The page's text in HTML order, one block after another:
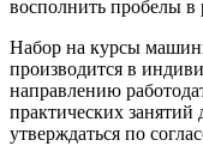
восполнить пробелы в
Набор на курсы
производится в
направлению
практических
утверждаться по